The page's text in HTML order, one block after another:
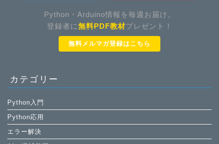
Python・Arduino情報を毎週お届け。
登録者に無料PDF教材プレゼント！
無料メルマガ登録はこちら
カテゴリー
Python入門
Python応用
エラー解決